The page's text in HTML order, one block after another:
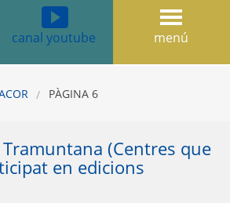
canal youtube
menú
PÀGINA 6
Tramuntana (Centres que
en edicions